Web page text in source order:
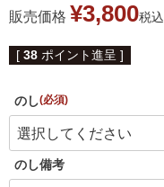
味ささ
伊達揚げ
季節のかねささ た
こ
販売価格 ¥3,800税込
[ 38 ポイント進呈 ]
のし
(必須)
のし備考